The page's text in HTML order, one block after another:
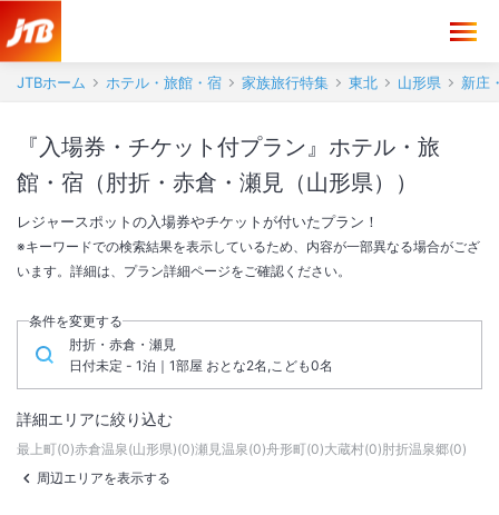
JTBホーム ホテル・旅館・宿 家族旅行特集 東北 山形県 新庄
『入場券・チケット付プラン』ホテル・旅
館・宿（肘折・赤倉・瀬見（山形県））
レジャースポットの入場券やチケットが付いたプラン！
※キーワードでの検索結果を表示しているため、内容が一部異なる場合がござ
います。詳細は、プラン詳細ページをご確認ください。
条件を変更する
肘折・赤倉・瀬見
日付未定 - 1泊｜1部屋 おとな2名,こども0名
詳細エリアに絞り込む
最上町(0)赤倉温泉(山形県)(0)瀬見温泉(0)舟形町(0)大蔵村(0)肘折温泉郷(0)
周辺エリアを表示する